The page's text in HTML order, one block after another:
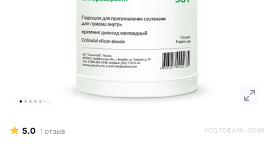
5.0 1 отзыв КОД ТОВАРА: 32199